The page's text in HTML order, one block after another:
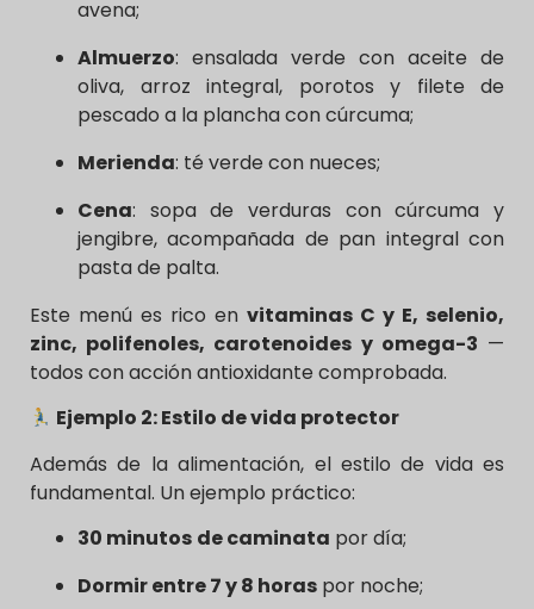
avena;
Almuerzo: ensalada verde con aceite de
oliva, arroz integral, porotos y filete de
pescado a la plancha con cúrcuma;
Merienda: té verde con nueces;
Cena: sopa de verduras con cúrcuma y
jengibre, acompañada de pan integral con
pasta de palta.
Este menú es rico en vitaminas C y E, selenio,
zinc, polifenoles, carotenoides y omega-3 —
todos con acción antioxidante comprobada.
Ejemplo 2: Estilo de vida protector
Además de la alimentación, el estilo de vida es
fundamental. Un ejemplo práctico:
30 minutos de caminata por día;
Dormir entre 7 y 8 horas por noche;